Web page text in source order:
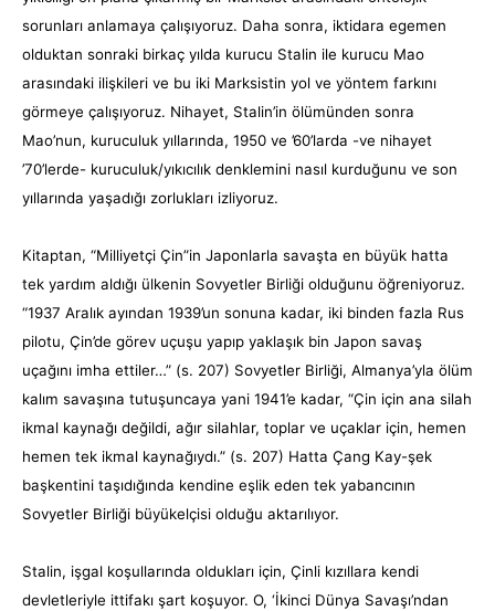
sorunları anlamaya çalışıyoruz. Daha sonra, iktidara egemen
olduktan sonraki birkaç yılda kurucu Stalin ile kurucu Mao
arasındaki ilişkileri ve bu iki Marksistin yol ve yöntem farkını
görmeye çalışıyoruz. Nihayet, Stalin’in ölümünden sonra
Mao’nun, kuruculuk yıllarında, 1950 ve ’60’larda -ve nihayet
’70’lerde- kuruculuk/yıkıcılık denklemini nasıl kurduğunu ve son
yıllarında yaşadığı zorlukları izliyoruz.
Kitaptan, “Milliyetçi Çin”in Japonlarla savaşta en büyük hatta
tek yardım aldığı ülkenin Sovyetler Birliği olduğunu öğreniyoruz.
“1937 Aralık ayından 1939’un sonuna kadar, iki binden fazla Rus
pilotu, Çin’de görev uçuşu yapıp yaklaşık bin Japon savaş
uçağını imha ettiler…” (s. 207) Sovyetler Birliği, Almanya’yla ölüm
kalım savaşına tutuşuncaya yani 1941’e kadar, “Çin için ana silah
ikmal kaynağı değildi, ağır silahlar, toplar ve uçaklar için, hemen
hemen tek ikmal kaynağıydı.” (s. 207) Hatta Çang Kay-şek
başkentini taşıdığında kendine eşlik eden tek yabancının
Sovyetler Birliği büyükelçisi olduğu aktarılıyor.
Stalin, işgal koşullarında oldukları için, Çinli kızıllara kendi
devletleriyle ittifakı şart koşuyor. O, ‘İkinci Dünya Savaşı’ndan